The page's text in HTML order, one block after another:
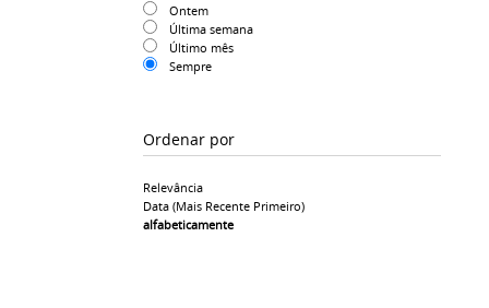
Ontem
Última semana
Último mês
Sempre
Ordenar por
Relevância
Data (mais Recente Primeiro)
alfabeticamente